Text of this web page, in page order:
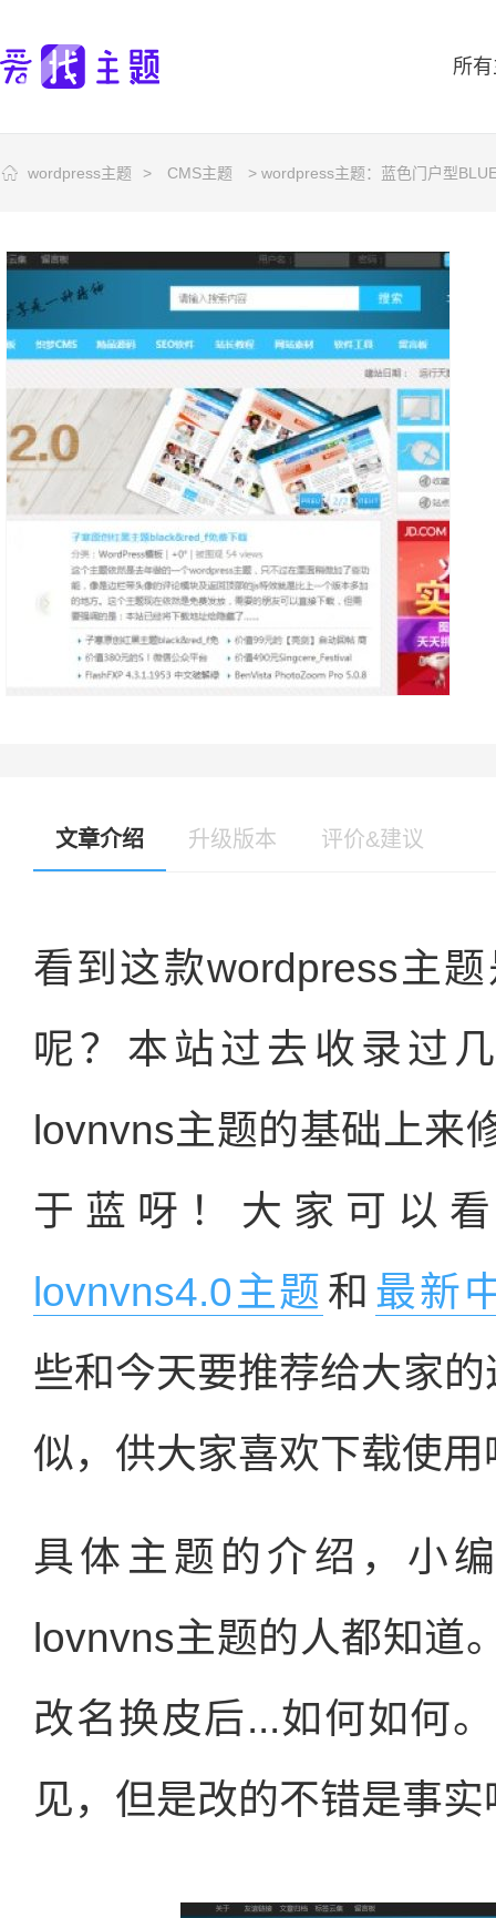
所
wordpress主题 > CMS主题 > wordpress主题：蓝色门户型
文章介绍 升级版本 评价&建议
看到这款wordpress主
呢？本站过去收录过
lovnvns主题的基础上来
于蓝呀！大家可以
lovnvns4.0主题 和 最新
些和今天要推荐给大家
似，供大家喜欢下载使用
具体主题的介绍，小
lovnvns主题的人都知道
改名换皮后...如何如何
见，但是改的不错是事实